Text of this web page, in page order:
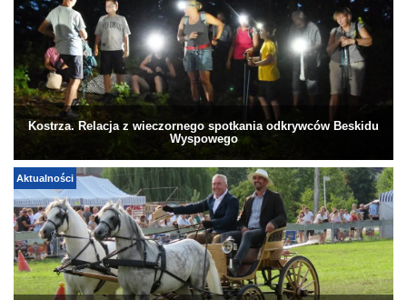
Kostrza. Relacja z wieczornego spotkania odkrywców Beskidu
Wyspowego
Aktualności